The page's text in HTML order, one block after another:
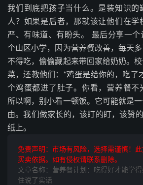
我们到底把孩子当什么。是装知识的
人？如果是后者，那就该让他们在学
严、有味道、有盼头。 最后分享一
个山区小学，因为营养餐改善，每天
不得吃，偷偷藏起来带回家给奶奶。
菜，还教他们：“鸡蛋是给你的，吃了
个鸡蛋都进了肚子。你看，营养餐不
所以啊，别小看一顿饭。它可能就是
由。我们做家长的，该盯的盯，该赞
纸上。
免责声明：市场有风险，选择需谨慎！
买卖依据。如有侵权请联系删除。
文章名称：营养餐计划：吃得好才能学
住说了实话